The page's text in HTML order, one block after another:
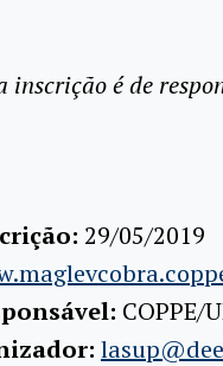
inscrição é de
29/05/2019
COPPE/